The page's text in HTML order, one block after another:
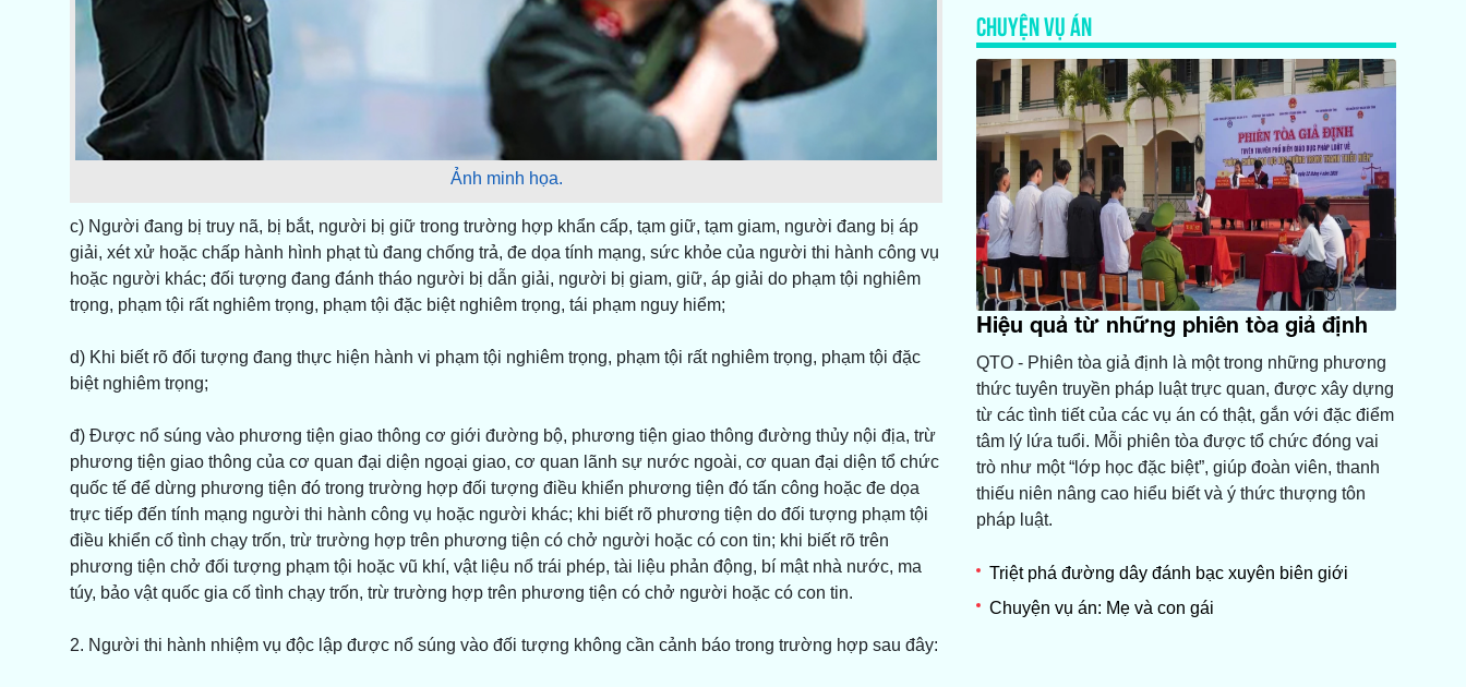
Ảnh minh họa.
c) Người đang bị truy nã, bị bắt, người bị giữ trong trường hợp khẩn cấp, tạm giữ, tạm giam, người đang bị áp
giải, xét xử hoặc chấp hành hình phạt tù đang chống trả, đe dọa tính mạng, sức khỏe của người thi hành công vụ
hoặc người khác; đối tượng đang đánh tháo người bị dẫn giải, người bị giam, giữ, áp giải do phạm tội nghiêm
trọng, phạm tội rất nghiêm trọng, phạm tội đặc biệt nghiêm trọng, tái phạm nguy hiểm;
d) Khi biết rõ đối tượng đang thực hiện hành vi phạm tội nghiêm trọng, phạm tội rất nghiêm trọng, phạm tội đặc
biệt nghiêm trọng;
đ) Được nổ súng vào phương tiện giao thông cơ giới đường bộ, phương tiện giao thông đường thủy nội địa, trừ
phương tiện giao thông của cơ quan đại diện ngoại giao, cơ quan lãnh sự nước ngoài, cơ quan đại diện tổ chức
quốc tế để dừng phương tiện đó trong trường hợp đối tượng điều khiển phương tiện đó tấn công hoặc đe dọa
trực tiếp đến tính mạng người thi hành công vụ hoặc người khác; khi biết rõ phương tiện do đối tượng phạm tội
điều khiển cố tình chạy trốn, trừ trường hợp trên phương tiện có chở người hoặc có con tin; khi biết rõ trên
phương tiện chở đối tượng phạm tội hoặc vũ khí, vật liệu nổ trái phép, tài liệu phản động, bí mật nhà nước, ma
túy, bảo vật quốc gia cố tình chạy trốn, trừ trường hợp trên phương tiện có chở người hoặc có con tin.
2. Người thi hành nhiệm vụ độc lập được nổ súng vào đối tượng không cần cảnh báo trong trường hợp sau đây:
CHUYỆN VỤ ÁN
Hiệu quả từ những phiên tòa giả định
QTO - Phiên tòa giả định là một trong những phương
thức tuyên truyền pháp luật trực quan, được xây dựng
từ các tình tiết của các vụ án có thật, gắn với đặc điểm
tâm lý lứa tuổi. Mỗi phiên tòa được tổ chức đóng vai
trò như một “lớp học đặc biệt”, giúp đoàn viên, thanh
thiếu niên nâng cao hiểu biết và ý thức thượng tôn
pháp luật.
Triệt phá đường dây đánh bạc xuyên biên giới
Chuyện vụ án: Mẹ và con gái